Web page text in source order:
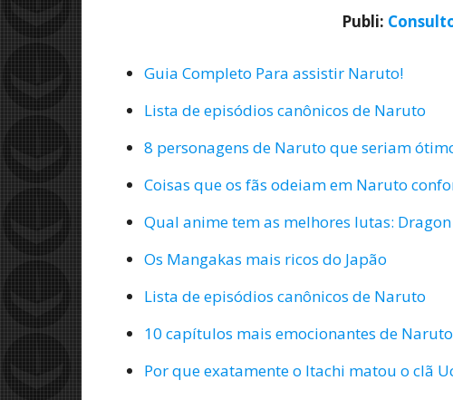
Publi:
Guia Completo Para assistir Naruto!
Lista de episódios canônicos de Naruto
8 personagens de Naruto que seriam
Coisas que os fãs odeiam em Naruto
Qual anime tem as melhores lutas:
Os Mangakas mais ricos do Japão
Lista de episódios canônicos de Naruto
10 capítulos mais emocionantes de Naruto
Por que exatamente o Itachi matou o clã